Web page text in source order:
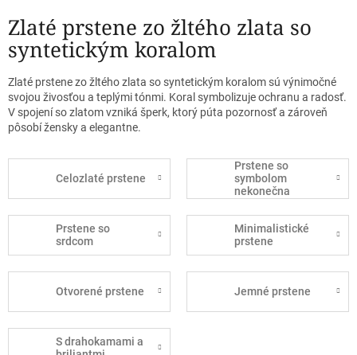
Zlaté prstene zo žltého zlata so
syntetickým koralom
Zlaté prstene zo žltého zlata so syntetickým koralom sú výnimočné
svojou živosťou a teplými tónmi. Koral symbolizuje ochranu a radosť.
V spojení so zlatom vzniká šperk, ktorý púta pozornosť a zároveň
pôsobí žensky a elegantne.
Celozlaté prstene
Prstene so
symbolom
nekonečna
Prstene so
srdcom
Minimalistické
prstene
Otvorené prstene Jemné prstene
S drahokamami a